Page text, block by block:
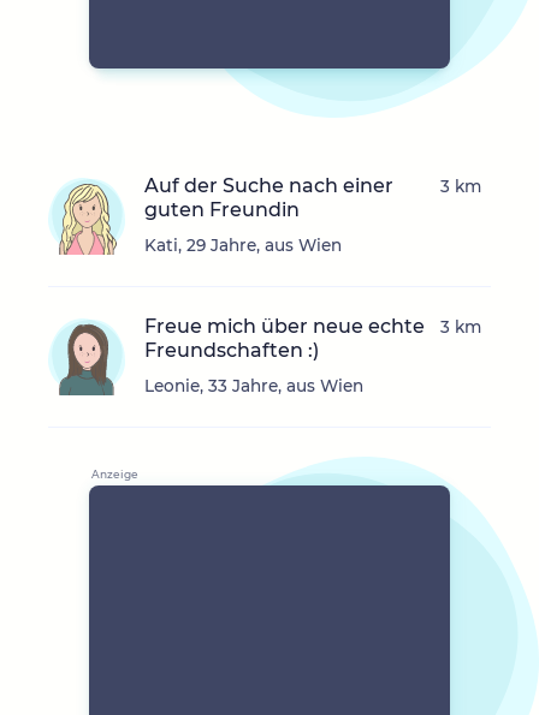
Auf der Suche nach einer
guten Freundin
Kati, 29 Jahre, aus Wien
3 km
Freue mich über neue echte
Freundschaften :)
Leonie, 33 Jahre, aus Wien
3 km